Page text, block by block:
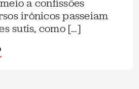
a confissões
irônicos passeiam
sutis, como […]